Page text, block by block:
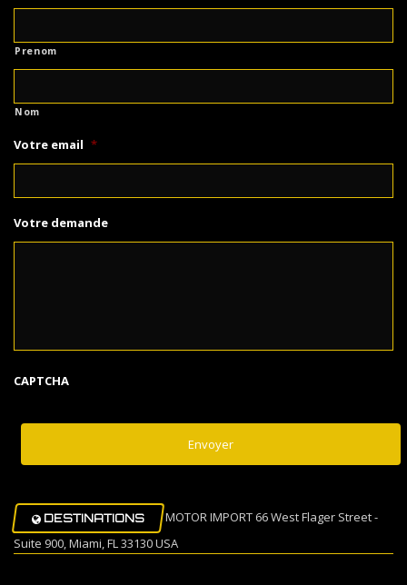
Prenom
Nom
Votre email *
Votre demande
CAPTCHA
DESTINATIONS
MOTOR IMPORT 66 West Flager Street -
Suite 900, Miami, FL 33130 USA